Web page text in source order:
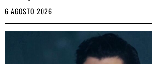
6 AGOSTO 2026